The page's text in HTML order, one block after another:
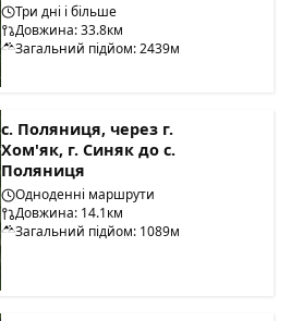
Три дні і більше
Довжина: 33.8км
Загальний підйом: 2439м
с. Поляниця, через г.
Хом'як, г. Синяк до с.
Поляниця
Одноденні маршрути
Довжина: 14.1км
Загальний підйом: 1089м